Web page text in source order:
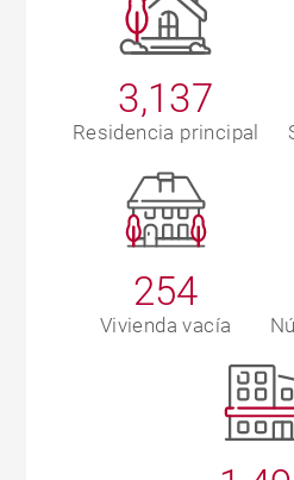
3,137
Residencia principal
254
Vivienda vacía